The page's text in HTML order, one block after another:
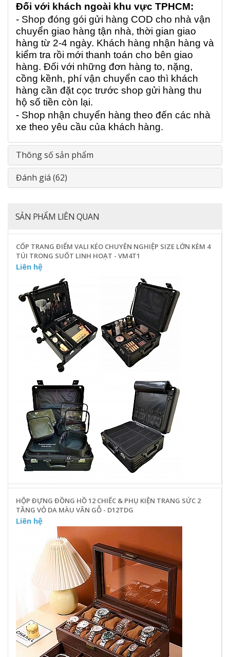
Đối với khách ngoài khu vực TPHCM:
- Shop đóng gói gửi hàng COD cho nhà vận
chuyển giao hàng tận nhà, thời gian giao
hàng từ 2-4 ngày. Khách hàng nhận hàng và
kiểm tra rồi mới thanh toán cho bên giao
hàng. Đối với những đơn hàng to, nặng,
cồng kềnh, phí vận chuyển cao thì khách
hàng cần đặt cọc trước shop gửi hàng thu
hộ số tiền còn lại.
- Shop nhận chuyển hàng theo đến các nhà
xe theo yêu cầu của khách hàng.
Thông số sản phẩm
Đánh giá (62)
SẢN PHẨM LIÊN QUAN
CỐP TRANG ĐIỂM VALI KÉO CHUYÊN NGHIỆP SIZE LỚN KÈM 4
TÚI TRONG SUỐT LINH HOẠT - VM4T1
Liên hệ
HỘP ĐỰNG ĐỒNG HỒ 12 CHIẾC & PHỤ KIỆN TRANG SỨC 2
TẦNG VỎ DA MÀU VÂN GỖ - D12TDG
Liên hệ